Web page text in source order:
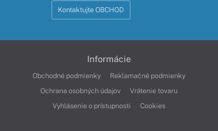
Kontaktujte OBCHOD
Informácie
Obchodné podmienky
Reklamačné podmienky
Ochrana osobných údajov
Vrátenie tovaru
Vyhlásenie o prístupnosti
Cookies